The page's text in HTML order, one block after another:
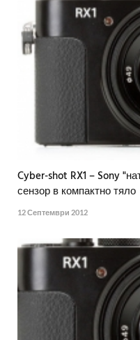
Cyber-shot RX1 – Sony
сензор в компактно тяло
12 Септември 2012